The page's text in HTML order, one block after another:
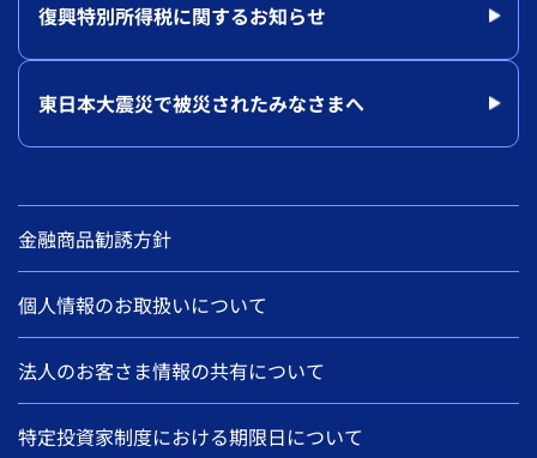
復興特別所得税に関するお知らせ
東日本大震災で被災されたみなさまへ
金融商品勧誘方針
個人情報のお取扱いについて
法人のお客さま情報の共有について
特定投資家制度における期限日について